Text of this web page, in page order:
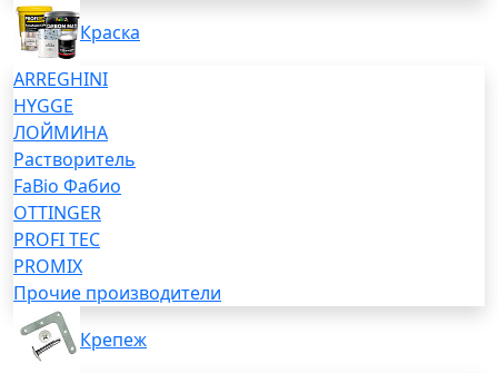
Краска
ARREGHINI
HYGGE
ЛОЙМИНА
Растворитель
FaBio Фабио
OTTINGER
PROFI TEC
PROMIX
Прочие производители
Крепеж